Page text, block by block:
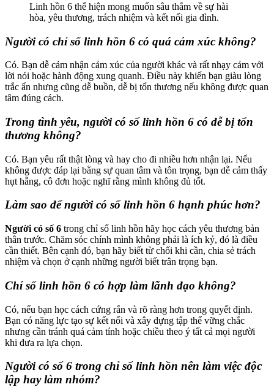
Linh hồn 6 thể hiện mong muốn sâu thẳm về sự hài
hòa, yêu thương, trách nhiệm và kết nối gia đình.
Người có chỉ số linh hồn 6 có quá cảm xúc không?
Có. Bạn dễ cảm nhận cảm xúc của người khác và rất nhạy cảm với
lời nói hoặc hành động xung quanh. Điều này khiến bạn giàu lòng
trắc ẩn nhưng cũng dễ buồn, dễ bị tổn thương nếu không được quan
tâm đúng cách.
Trong tình yêu, người có số linh hồn 6 có dễ bị tổn
thương không?
Có. Bạn yêu rất thật lòng và hay cho đi nhiều hơn nhận lại. Nếu
không được đáp lại bằng sự quan tâm và tôn trọng, bạn dễ cảm thấy
hụt hẫng, cô đơn hoặc nghĩ rằng mình không đủ tốt.
Làm sao để người có số linh hồn 6 hạnh phúc hơn?
Người có số 6 trong chỉ số linh hồn hãy học cách yêu thương bản
thân trước. Chăm sóc chính mình không phải là ích kỷ, đó là điều
cần thiết. Bên cạnh đó, bạn hãy biết từ chối khi cần, chia sẻ trách
nhiệm và chọn ở cạnh những người biết trân trọng bạn.
Chỉ số linh hồn 6 có hợp làm lãnh đạo không?
Có, nếu bạn học cách cứng rắn và rõ ràng hơn trong quyết định.
Bạn có năng lực tạo sự kết nối và xây dựng tập thể vững chắc
nhưng cần tránh quá cảm tính hoặc chiều theo ý tất cả mọi người
khi đưa ra lựa chọn.
Người có số 6 trong chỉ số linh hồn nên làm việc độc
lập hay làm nhóm?